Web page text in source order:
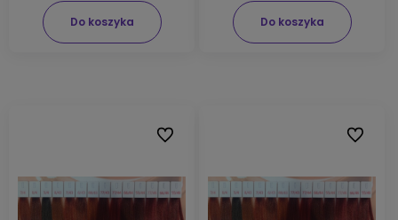
Do koszyka Do koszyka
Do ulubionych Do